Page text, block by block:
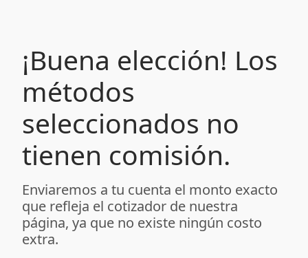
¡Buena elección! Los
métodos
seleccionados no
tienen comisión.
Enviaremos a tu cuenta el monto exacto
que refleja el cotizador de nuestra
página, ya que no existe ningún costo
extra.